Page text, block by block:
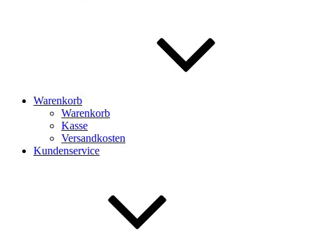
Warenkorb
Warenkorb
Kasse
Versandkosten
Kundenservice